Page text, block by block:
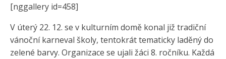
[nggallery id=458]
V úterý 22. 12. se v kulturním domě konal již tradiční
vánoční karneval školy, tentokrát tematicky laděný do
zelené barvy. Organizace se ujali žáci 8. ročníku. Každá